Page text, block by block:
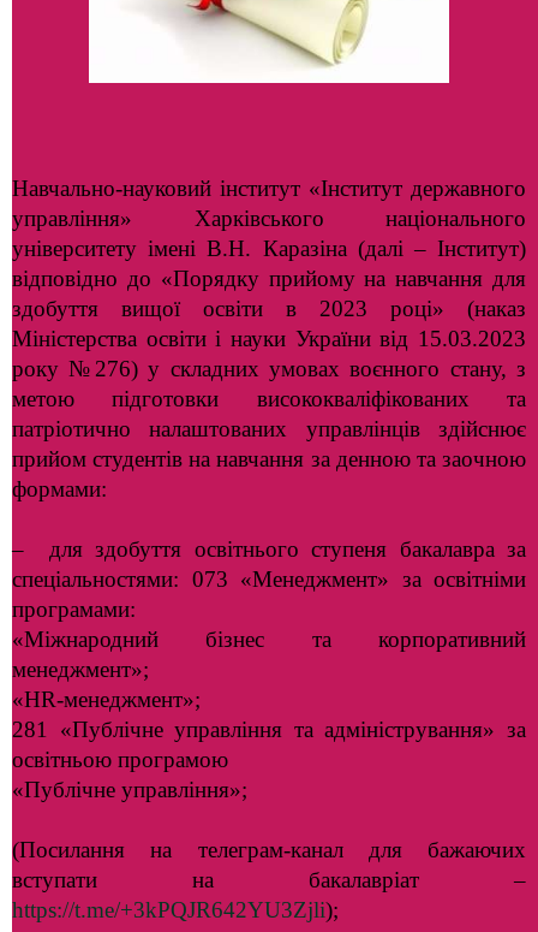
Навчально-науковий інститут «Інститут державного
управління» Харківського національного
університету імені В.Н. Каразіна (далі – Інститут)
відповідно до «Порядку прийому на навчання для
здобуття вищої освіти в 2023 році» (наказ
Міністерства освіти і науки України від 15.03.2023
року №276) у складних умовах воєнного стану, з
метою підготовки висококваліфікованих та
патріотично налаштованих управлінців здійснює
прийом студентів на навчання за денною та заочною
формами:
– для здобуття освітнього ступеня бакалавра за
спеціальностями: 073 «Менеджмент» за освітніми
програмами:
«Міжнародний бізнес та корпоративний
менеджмент»;
«HR-менеджмент»;
281 «Публічне управління та адміністрування» за
освітньою програмою
«Публічне управління»;
(Посилання на телеграм-канал для бажаючих
вступати на бакалавріат –
https://t.me/+3kPQJR642YU3Zjli);